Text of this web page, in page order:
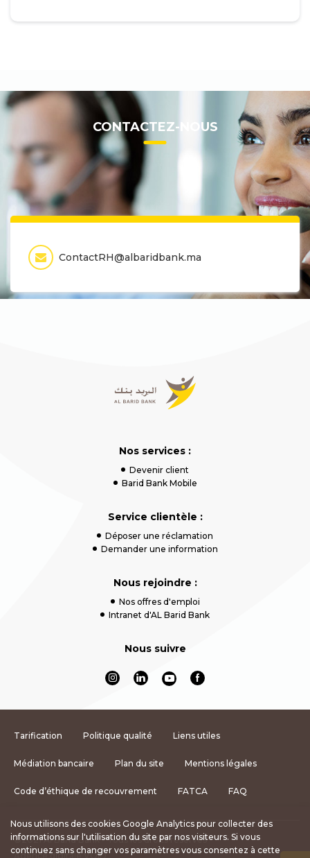
CONTACTEZ-NOUS
ContactRH@albaridbank.ma
Nos services :
Devenir client
Barid Bank Mobile
Service clientèle :
Déposer une réclamation
Demander une information
Nous rejoindre :
Nos offres d'emploi
Intranet d'AL Barid Bank
Nous suivre
Tarification Politique qualité Liens utiles
Médiation bancaire Plan du site Mentions légales
Code d’éthique de recouvrement FATCA FAQ
©2021 Al Barid Bank - Tous les droits réservés
Agence digitale VOID
Nous utilisons des cookies Google Analytics pour collecter des
informations sur l'utilisation du site par nos visiteurs. Si vous
continuez sans changer vos paramètres vous consentez à cette